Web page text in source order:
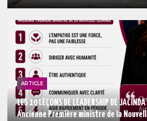
ARTICLE
LES 10 LEÇONS DE LEADERSHIP DE
Ancienne Première ministre de la